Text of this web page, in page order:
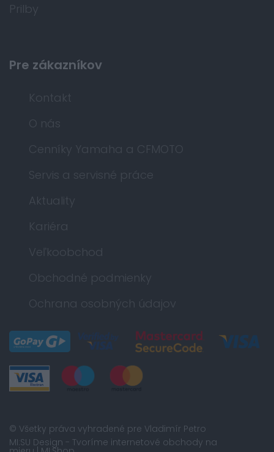
Prilby
Pre zákazníkov
Kontakt
O nás
Cenníky Yamaha a CFMOTO
Servis a servisné práce
Aktuality
Kariéra
Veľkoobchod
Obchodné podmienky
Ochrana osobných údajov
© Všetky práva vyhradené pre Vladimír Petro
MI:SU Design - Tvoríme internetové obchody na